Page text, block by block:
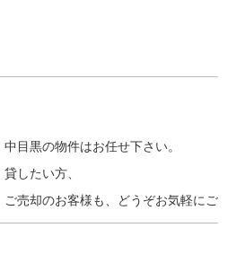
黒の物件はお任せ下さい。
したい方、
ご売却のお客様も、どうぞお気軽にご相